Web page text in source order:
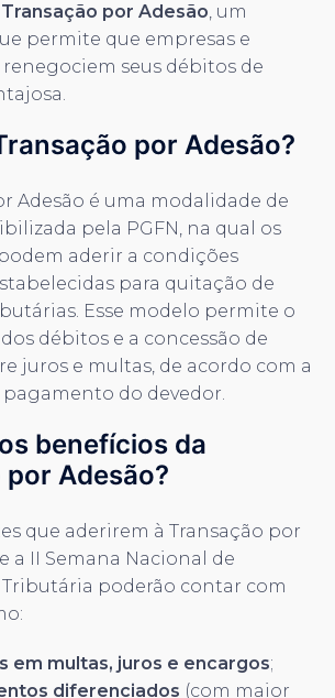
Transação por Adesão, um
permite que empresas e
renegociem seus débitos de
por Adesão?
Adesão é uma modalidade de
pela PGFN, na qual os
aderir a condições
para quitação de
Esse modelo permite o
débitos e a concessão de
juros e multas, de acordo com a
do devedor.
benefícios da
Adesão?
que aderirem à Transação por
a II Semana Nacional de
poderão contar com
em multas, juros e encargos;
diferenciados (com maior